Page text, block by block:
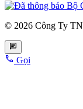
© 2026 Công Ty
Gọi